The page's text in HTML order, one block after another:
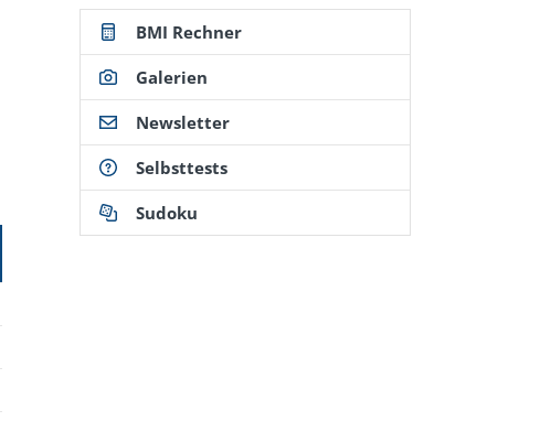
BMI Rechner
Galerien
Newsletter
Selbsttests
Sudoku